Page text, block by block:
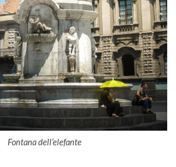
Fontana dell’elefante